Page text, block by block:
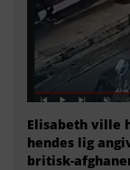
Elisabeth ville
hendes lig
britisk-